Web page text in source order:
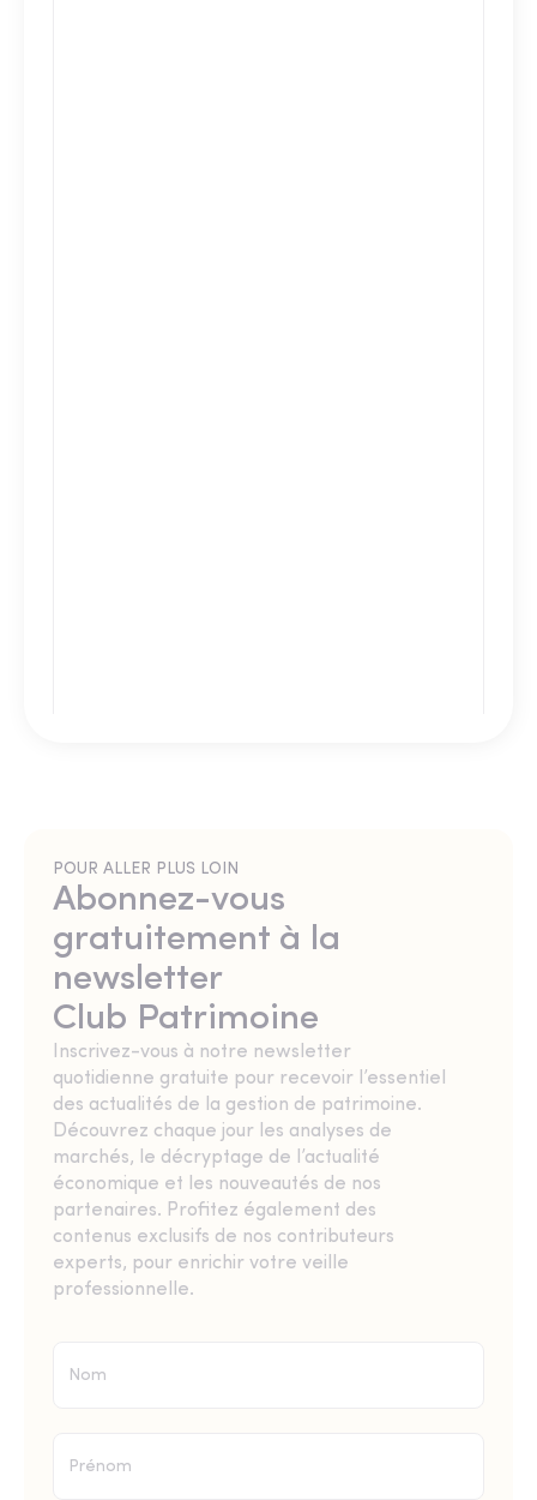
POUR ALLER PLUS LOIN
Abonnez-vous
gratuitement à la
newsletter
Club Patrimoine
Inscrivez-vous à notre newsletter
quotidienne gratuite pour recevoir l’essentiel
des actualités de la gestion de patrimoine.
Découvrez chaque jour les analyses de
marchés, le décryptage de l’actualité
économique et les nouveautés de nos
partenaires. Profitez également des
contenus exclusifs de nos contributeurs
experts, pour enrichir votre veille
professionnelle.